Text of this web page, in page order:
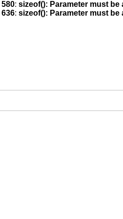
580: sizeof(): Parameter must
636: sizeof(): Parameter must